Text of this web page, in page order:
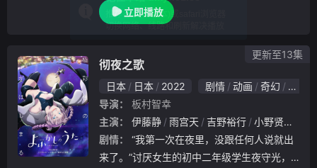
立即播放
彻夜之歌
日本 日本 2022 剧情 动画 奇幻
日本
导演：
板村智幸
主演：
伊藤静 雨宫天 吉野裕行 小野贤章
剧情：
来了。”讨厌女生的初中二年级学生夜守光，
更新至13集